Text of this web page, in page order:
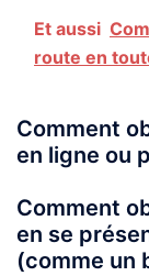
Et aussi
route en
Comment
en ligne ou
Comment
en se
(comme un